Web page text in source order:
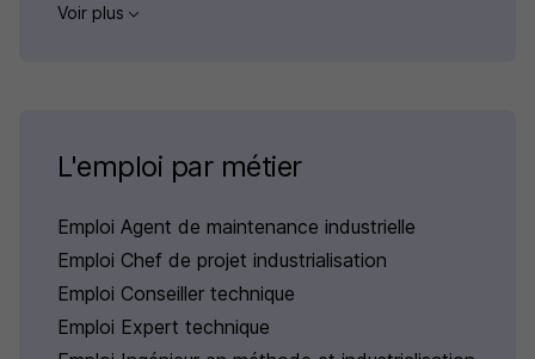
Voir plus
L'emploi par métier
Emploi Agent de maintenance industrielle
Emploi Chef de projet industrialisation
Emploi Conseiller technique
Emploi Expert technique